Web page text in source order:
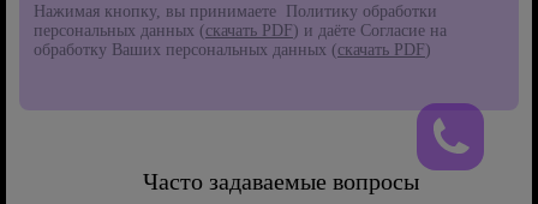
Нажимая кнопку, вы принимаете Политику обработки
персональных данных (скачать PDF) и даёте Согласие на
обработку Ваших персональных данных (скачать PDF)
Часто задаваемые вопросы